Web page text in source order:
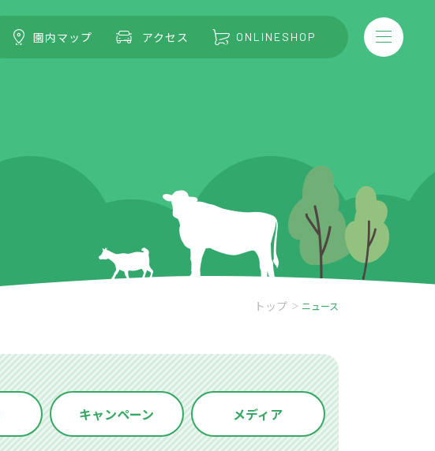
園内マップ アクセス ONLINESHOP
トップ ニュース
キャンペーン メディア